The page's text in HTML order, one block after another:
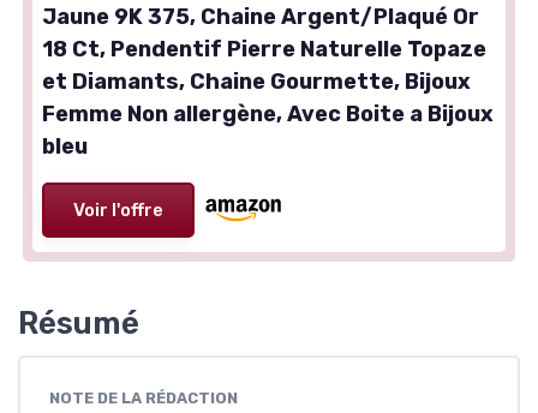
Jaune 9K 375, Chaine Argent/Plaqué Or
18 Ct, Pendentif Pierre Naturelle Topaze
et Diamants, Chaine Gourmette, Bijoux
Femme Non allergène, Avec Boite a Bijoux
bleu
Voir l'offre
Résumé
NOTE DE LA RÉDACTION